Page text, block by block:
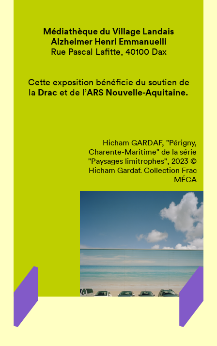
Médiathèque du Village Landais
Alzheimer Henri Emmanuelli
Rue Pascal Lafitte, 40100 Dax
Cette exposition bénéficie du soutien de
la Drac et de l’ARS Nouvelle-Aquitaine.
Hicham GARDAF, "Périgny,
Charente-Maritime" de la série
"Paysages limitrophes", 2023 ©
Hicham Gardaf. Collection Frac
MÉCA